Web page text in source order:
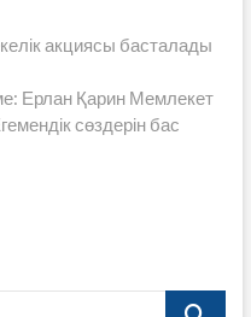
y
n
e
акциясы басталады
Ерлан Қарин Мемлекет
сөздерін бас
Search